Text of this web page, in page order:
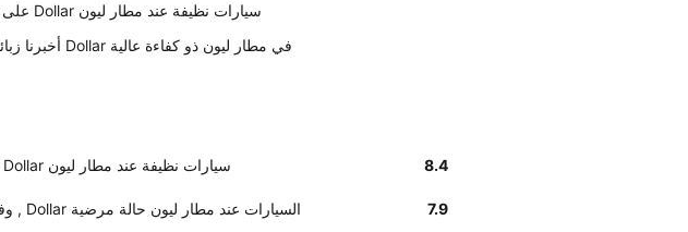
على حسب العملاء Dollar سيارات نظيفة عند مطار ليون
أخبرنا زبائننا أن موظفي Dollar في مطار ليون ذو كفاءة عالية
على حسب العملاء Dollar سيارات نظيفة عند مطار ليون 8.4
وفق تقديرات العملاء , Dollar السيارات عند مطار ليون حالة مرضية 7.9